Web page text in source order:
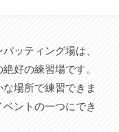
ッティング場は、
好の練習場です。
場所で練習できま
ントの一つにでき